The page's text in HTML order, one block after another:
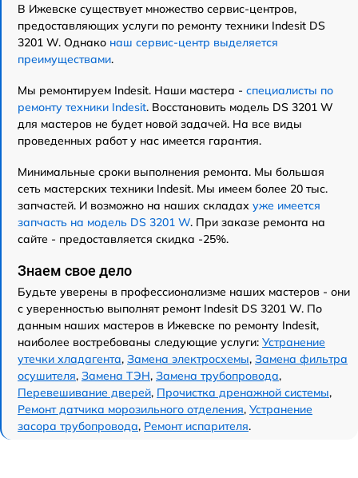
В Ижевске существует множество сервис-центров,
предоставляющих услуги по ремонту техники Indesit DS
3201 W. Однако наш сервис-центр выделяется
преимуществами.
Мы ремонтируем Indesit. Наши мастера - специалисты по
ремонту техники Indesit. Восстановить модель DS 3201 W
для мастеров не будет новой задачей. На все виды
проведенных работ у нас имеется гарантия.
Минимальные сроки выполнения ремонта. Мы большая
сеть мастерских техники Indesit. Мы имеем более 20 тыс.
запчастей. И возможно на наших складах уже имеется
запчасть на модель DS 3201 W. При заказе ремонта на
сайте - предоставляется скидка -25%.
Знаем свое дело
Будьте уверены в профессионализме наших мастеров - они
с уверенностью выполнят ремонт Indesit DS 3201 W. По
данным наших мастеров в Ижевске по ремонту Indesit,
наиболее востребованы следующие услуги: Устранение
утечки хладагента, Замена электросхемы, Замена фильтра
осушителя, Замена ТЭН, Замена трубопровода,
Перевешивание дверей, Прочистка дренажной системы,
Ремонт датчика морозильного отделения, Устранение
засора трубопровода, Ремонт испарителя.